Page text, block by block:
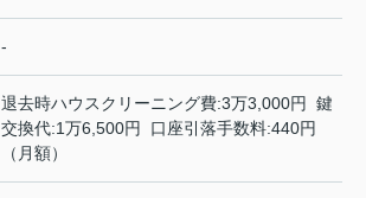
-
退去時ハウスクリーニング費:3万3,000円 鍵
交換代:1万6,500円 口座引落手数料:440円
（月額）